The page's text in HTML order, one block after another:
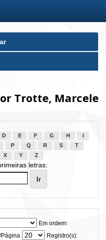
Trotte, Marcele
D E F G H
P Q R S
T
X Y Z
letras:
Em ordem:
Registro(s):